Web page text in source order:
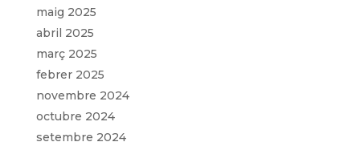
maig 2025
abril 2025
març 2025
febrer 2025
novembre 2024
octubre 2024
setembre 2024